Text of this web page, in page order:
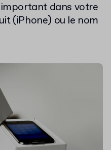
dans votre
(iPhone) ou le nom